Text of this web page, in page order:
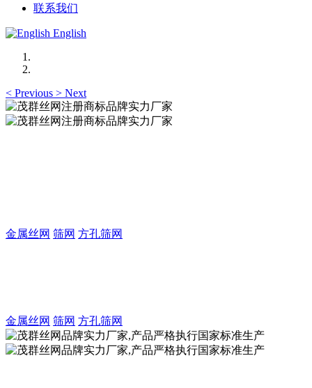
联系我们
English
< Previous > Next
金属丝网 筛网 方孔筛网
金属丝网 筛网 方孔筛网